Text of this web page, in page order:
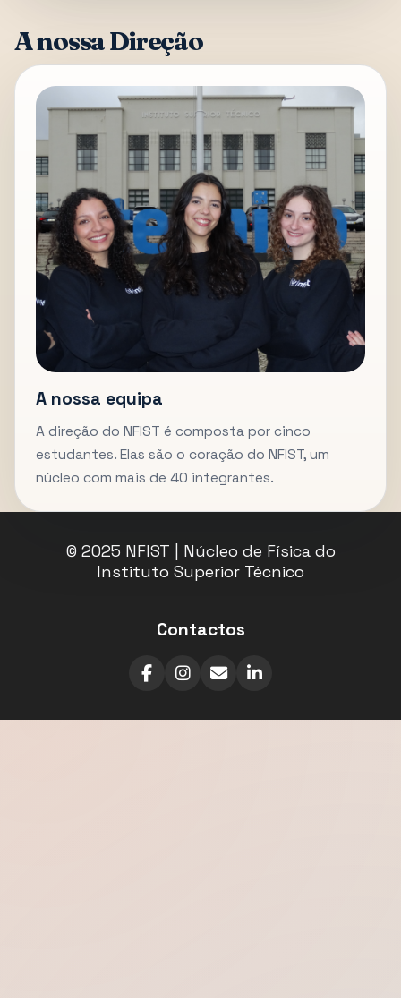
A nossa Direção
A nossa equipa
A direção do NFIST é composta por cinco
estudantes. Elas são o coração do NFIST, um
núcleo com mais de 40 integrantes.
© 2025 NFIST | Núcleo de Física do
Instituto Superior Técnico
Contactos